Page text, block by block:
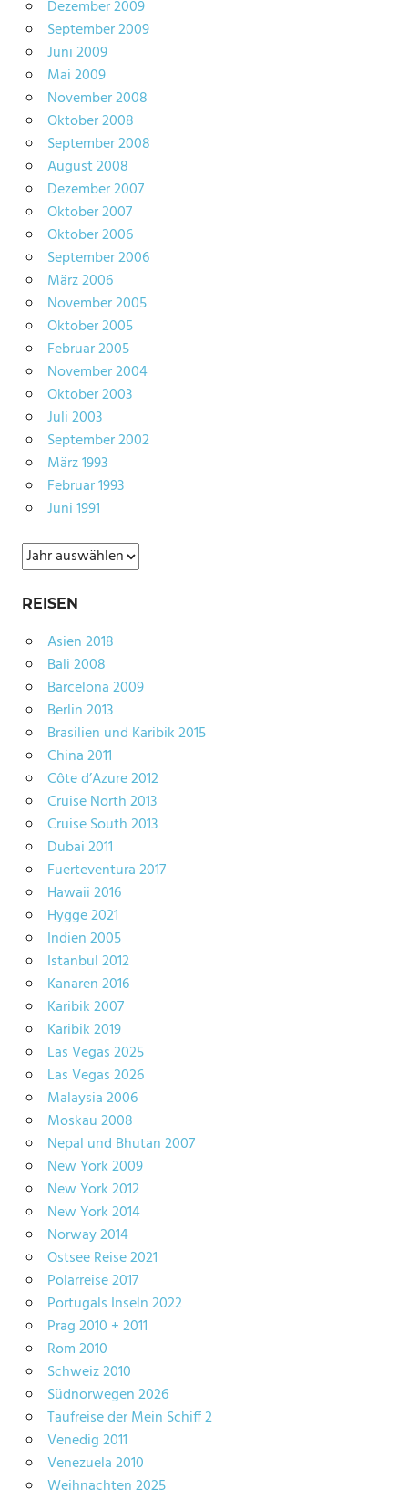
Dezember 2009
September 2009
Juni 2009
Mai 2009
November 2008
Oktober 2008
September 2008
August 2008
Dezember 2007
Oktober 2007
Oktober 2006
September 2006
März 2006
November 2005
Oktober 2005
Februar 2005
November 2004
Oktober 2003
Juli 2003
September 2002
März 1993
Februar 1993
Juni 1991
Archiv
REISEN
Asien 2018
Bali 2008
Barcelona 2009
Berlin 2013
Brasilien und Karibik 2015
China 2011
Côte d’Azure 2012
Cruise North 2013
Cruise South 2013
Dubai 2011
Fuerteventura 2017
Hawaii 2016
Hygge 2021
Indien 2005
Istanbul 2012
Kanaren 2016
Karibik 2007
Karibik 2019
Las Vegas 2025
Las Vegas 2026
Malaysia 2006
Moskau 2008
Nepal und Bhutan 2007
New York 2009
New York 2012
New York 2014
Norway 2014
Ostsee Reise 2021
Polarreise 2017
Portugals Inseln 2022
Prag 2010 + 2011
Rom 2010
Schweiz 2010
Südnorwegen 2026
Taufreise der Mein Schiff 2
Venedig 2011
Venezuela 2010
Weihnachten 2025